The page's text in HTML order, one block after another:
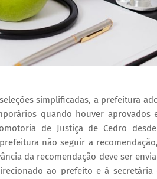
simplificadas, a prefeitura
quando houver aprovados
de Justiça de Cedro
não seguir a
da recomendação deve ser
ao prefeito e à secretária